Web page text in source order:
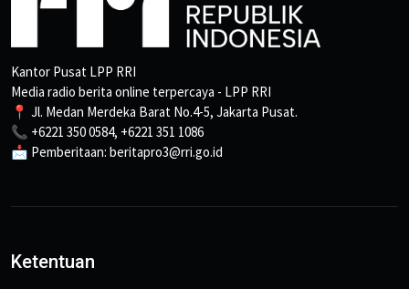
Kantor Pusat LPP RRI
Media radio berita online terpercaya - LPP RRI
📍 Jl. Medan Merdeka Barat No.4-5, Jakarta Pusat.
📞 +6221 350 0584, +6221 351 1086
📩 Pemberitaan: beritapro3@rri.go.id
Ketentuan